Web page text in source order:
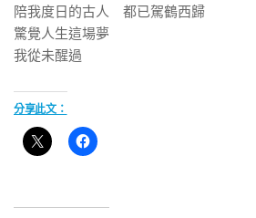
陪我度日的古人 都已駕鶴西歸
驚覺人生這場夢
我從未醒過
分享此文：